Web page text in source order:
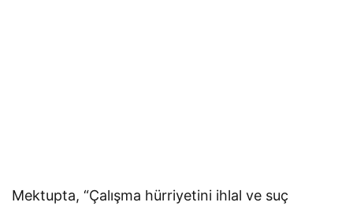
Mektupta, “Çalışma hürriyetini ihlal ve suç